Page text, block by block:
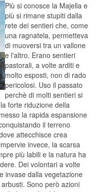
Più si conosce la Majella e
più si rimane stupiti dalla
rete dei sentieri che, come
una ragnatela, permetteva
di muoversi tra un vallone
e l'altro. Erano sentieri
pastorali, a volte arditi e
molto esposti, non di rado
pericolosi. Uso il passato
perchè di molti sentieri si
forte riduzione della
la rapida espansione
il terreno
attecchisce crea
invece, la scarsa
più labili e la natura ha
Dei volontari a volte
invase dalla vegetazione
Sono però azioni